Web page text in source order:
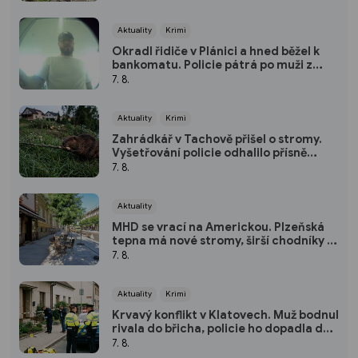
Aktuality Krimi
Okradl řidiče v Plánici a hned běžel k
bankomatu. Policie pátrá po muži z
kamerových záznamů
7. 8.
Aktuality Krimi
Zahrádkář v Tachově přišel o stromy.
Vyšetřování policie odhalilo přísně
chráněného viníka
7. 8.
Aktuality
MHD se vrací na Americkou. Plzeňská
tepna má nové stromy, širší chodníky i
zónu 20 km/h
7. 8.
Aktuality Krimi
Krvavý konflikt v Klatovech. Muž bodnul
rivala do břicha, policie ho dopadla do
dvou hodin
7. 8.